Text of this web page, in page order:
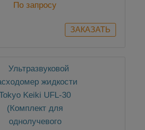
По запросу